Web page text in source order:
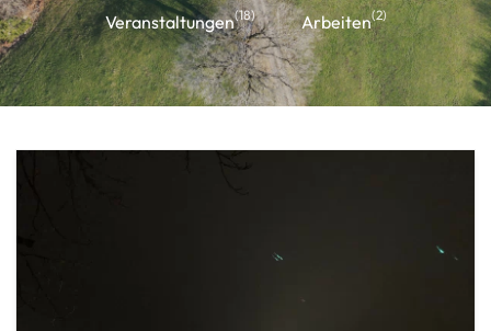
Veranstaltungen(18) Arbeiten(2)